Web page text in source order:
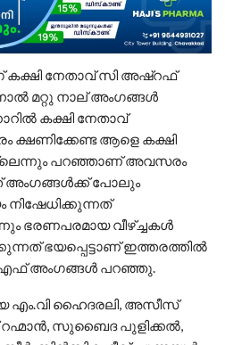
കക്ഷി നേതാവ് സി അഷ്‌റഫ്‌
മറ്റു നാല് അംഗങ്ങൾ
കക്ഷി നേതാവ്
ക്ഷണിക്കേണ്ട ആളെ കക്ഷി
പറഞ്ഞാണ് അവസരം
അംഗങ്ങൾക്ക് പോലും
ഭരണപരമായ വീഴ്ച്ചകൾ
ഭയപ്പെട്ടാണ് ഇത്തരത്തിൽ
അംഗങ്ങൾ പറഞ്ഞു.
എം.വി ഹൈദരലി, അസീസ്
റഹ്മാൻ, സുബൈദ പുളിക്കൽ,